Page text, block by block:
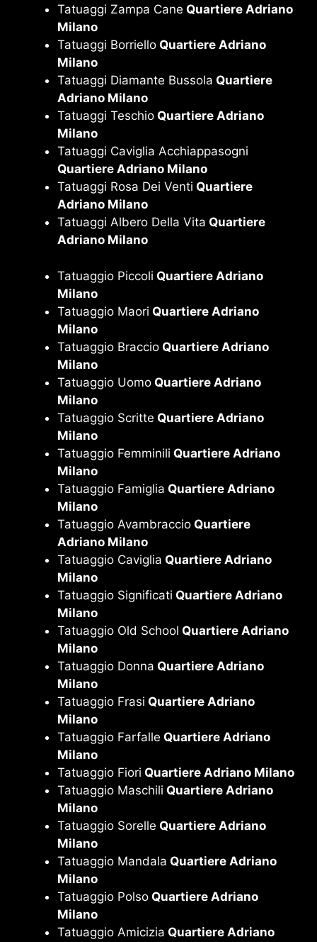
Tatuaggi Zampa Cane Quartiere Adriano
Milano
Tatuaggi Borriello Quartiere Adriano
Milano
Tatuaggi Diamante Bussola Quartiere
Adriano Milano
Tatuaggi Teschio Quartiere Adriano
Milano
Tatuaggi Caviglia Acchiappasogni
Quartiere Adriano Milano
Tatuaggi Rosa Dei Venti Quartiere
Adriano Milano
Tatuaggi Albero Della Vita Quartiere
Adriano Milano
Tatuaggio Piccoli Quartiere Adriano
Milano
Tatuaggio Maori Quartiere Adriano
Milano
Tatuaggio Braccio Quartiere Adriano
Milano
Tatuaggio Uomo Quartiere Adriano
Milano
Tatuaggio Scritte Quartiere Adriano
Milano
Tatuaggio Femminili Quartiere Adriano
Milano
Tatuaggio Famiglia Quartiere Adriano
Milano
Tatuaggio Avambraccio Quartiere
Adriano Milano
Tatuaggio Caviglia Quartiere Adriano
Milano
Tatuaggio Significati Quartiere Adriano
Milano
Tatuaggio Old School Quartiere Adriano
Milano
Tatuaggio Donna Quartiere Adriano
Milano
Tatuaggio Frasi Quartiere Adriano
Milano
Tatuaggio Farfalle Quartiere Adriano
Milano
Tatuaggio Fiori Quartiere Adriano Milano
Tatuaggio Maschili Quartiere Adriano
Milano
Tatuaggio Sorelle Quartiere Adriano
Milano
Tatuaggio Mandala Quartiere Adriano
Milano
Tatuaggio Polso Quartiere Adriano
Milano
Tatuaggio Amicizia Quartiere Adriano